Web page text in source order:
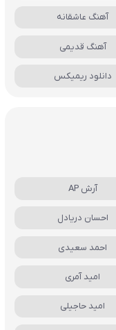
آهنگ عاشقانه
آهنگ قدیمی
دانلود ریمیکس
آرش AP
احسان دریادل
احمد سعیدی
امید آمری
امید حاجیلی